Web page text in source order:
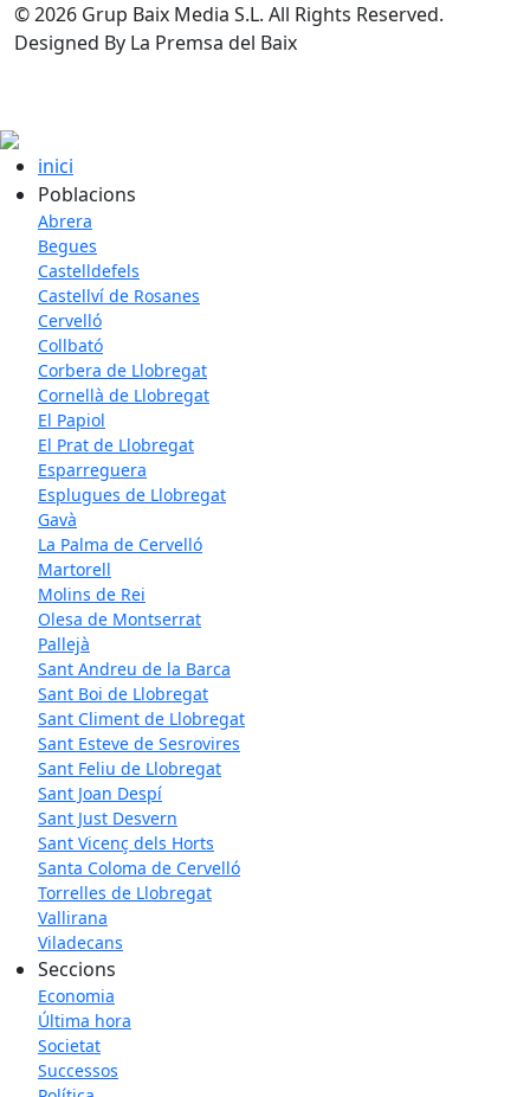
© 2026 Grup Baix Media S.L. All Rights Reserved.
Designed By La Premsa del Baix
inici
Poblacions
Abrera
Begues
Castelldefels
Castellví de Rosanes
Cervelló
Collbató
Corbera de Llobregat
Cornellà de Llobregat
El Papiol
El Prat de Llobregat
Esparreguera
Esplugues de Llobregat
Gavà
La Palma de Cervelló
Martorell
Molins de Rei
Olesa de Montserrat
Pallejà
Sant Andreu de la Barca
Sant Boi de Llobregat
Sant Climent de Llobregat
Sant Esteve de Sesrovires
Sant Feliu de Llobregat
Sant Joan Despí
Sant Just Desvern
Sant Vicenç dels Horts
Santa Coloma de Cervelló
Torrelles de Llobregat
Vallirana
Viladecans
Seccions
Economia
Última hora
Societat
Successos